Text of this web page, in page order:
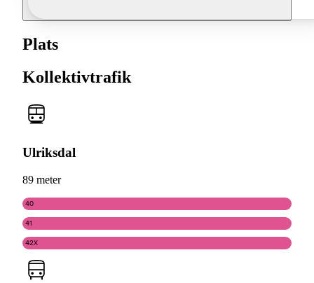
Plats
Kollektivtrafik
Ulriksdal
89 meter
40
41
42X